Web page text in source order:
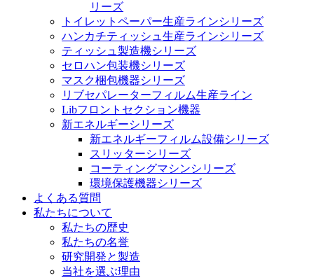
リーズ
トイレットペーパー生産ラインシリーズ
ハンカチティッシュ生産ラインシリーズ
ティッシュ製造機シリーズ
セロハン包装機シリーズ
マスク梱包機器シリーズ
リブセパレーターフィルム生産ライン
Libフロントセクション機器
新エネルギーシリーズ
新エネルギーフィルム設備シリーズ
スリッターシリーズ
コーティングマシンシリーズ
環境保護機器シリーズ
よくある質問
私たちについて
私たちの歴史
私たちの名誉
研究開発と製造
当社を選ぶ理由